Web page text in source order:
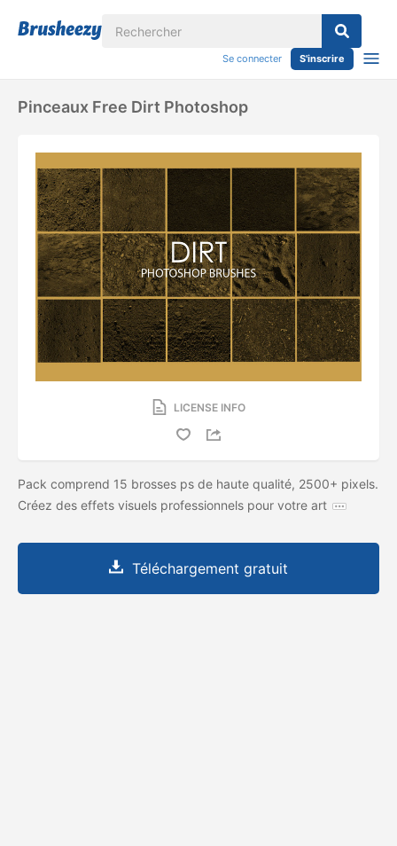
Se connecter S'inscrire
Pinceaux Free Dirt Photoshop
LICENSE INFO
Pack comprend 15 brosses ps de haute qualité, 2500+ pixels.
Créez des effets visuels professionnels pour votre art
Téléchargement gratuit